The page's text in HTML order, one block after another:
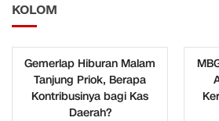
KOLOM
Gemerlap Hiburan Malam
Tanjung Priok, Berapa
Kontribusinya bagi Kas
Daerah?